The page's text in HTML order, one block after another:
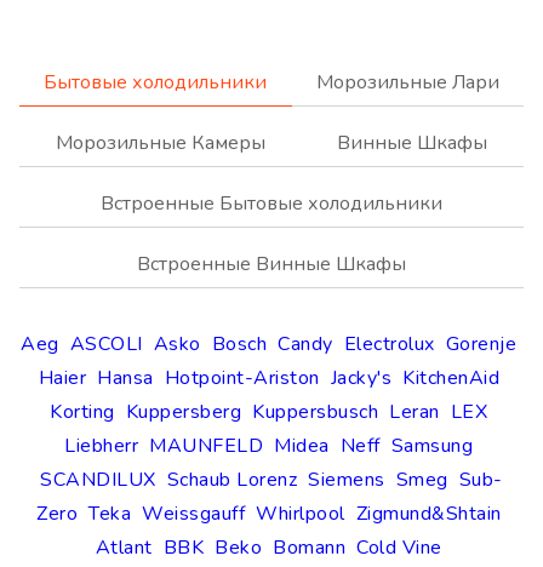
Бытовые холодильники
Aeg ASCOLI Asko Bosch Candy Electrolux Gorenje
Haier Hansa Hotpoint-Ariston Jacky's KitchenAid
Korting Kuppersberg Kuppersbusch Leran LEX
Liebherr MAUNFELD Midea Neff Samsung
SCANDILUX Schaub Lorenz Siemens Smeg Sub-
Zero Teka Weissgauff Whirlpool Zigmund&Shtain
Atlant BBK Beko Bomann Cold Vine
Морозильные Лари
Морозильные Камеры Винные Шкафы
Встроенные Бытовые холодильники
Встроенные Винные Шкафы